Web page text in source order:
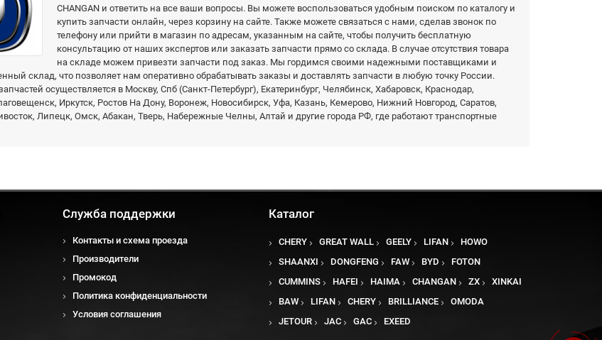
CHANGAN и ответить на все ваши вопросы. Вы можете воспользоваться удобным поиском по каталогу и
купить запчасти онлайн, через корзину на сайте. Также можете связаться с нами, сделав звонок по
телефону или прийти в магазин по адресам, указанным на сайте, чтобы получить бесплатную
консультацию от наших экспертов или заказать запчасти прямо со склада. В случае отсутствия товара
на складе можем привезти запчасти под заказ. Мы гордимся своими надежными поставщиками и
склад, что позволяет нам оперативно обрабатывать заказы и доставлять запчасти в любую точку России.
осуществляется в Москву, Спб (Санкт-Петербург), Екатеринбург, Челябинск, Хабаровск, Краснодар,
Иркутск, Ростов На Дону, Воронеж, Новосибирск, Уфа, Казань, Кемерово, Нижний Новгород, Саратов,
Липецк, Омск, Абакан, Тверь, Набережные Челны, Алтай и другие города РФ, где работают транспортные
Служба поддержки
Контакты и схема проезда
Производители
Промокод
Политика конфиденциальности
Условия соглашения
Каталог
CHERY GREAT WALL GEELY LIFAN
HOWO
SHAANXI
DONGFENG FAW BYD
FOTON
CUMMINS
HAFEI HAIMA CHANGAN ZX
XINKAI
BAW
LIFAN CHERY BRILLIANCE
OMODA
JETOUR
JAC GAC EXEED